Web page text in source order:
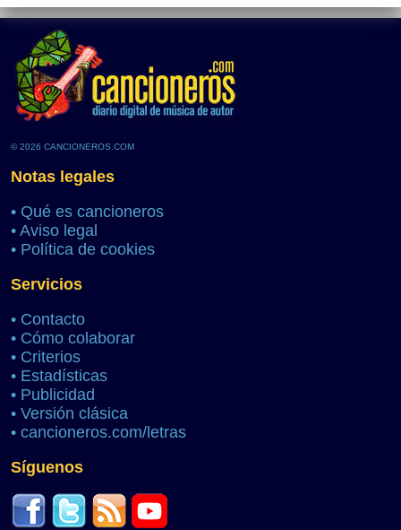
© 2026 CANCIONEROS.COM
Notas legales
• Qué es cancioneros
• Aviso legal
• Política de cookies
Servicios
• Contacto
• Cómo colaborar
• Criterios
• Estadísticas
• Publicidad
• Versión clásica
• cancioneros.com/letras
Síguenos